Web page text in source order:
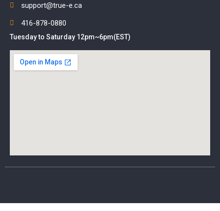
support@true-e.ca
416-878-0880
Tuesday to Saturday 12pm~6pm(EST)